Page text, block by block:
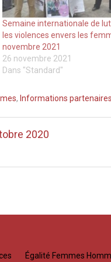
Semaine internationale de
les violences envers les
novembre 2021
26 novembre 2021
Dans "Standard"
, Informations partenaires
2020
Égalité Femmes